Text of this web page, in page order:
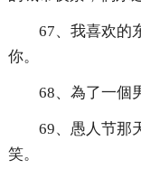
67、我喜欢的
你。
68、為了一個
69、愚人节那
笑。